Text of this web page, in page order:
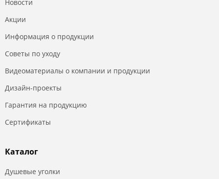
Новости
Акции
Информация о продукции
Советы по уходу
Видеоматериалы о компании и продукции
Дизайн-проекты
Гарантия на продукцию
Сертификаты
Каталог
Душевые уголки